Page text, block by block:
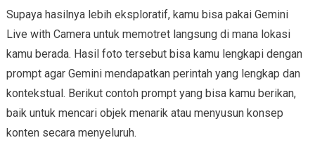
Supaya hasilnya lebih eksploratif, kamu bisa pakai Gemini
Live with Camera untuk memotret langsung di mana lokasi
kamu berada. Hasil foto tersebut bisa kamu lengkapi dengan
prompt agar Gemini mendapatkan perintah yang lengkap dan
kontekstual. Berikut contoh prompt yang bisa kamu berikan,
baik untuk mencari objek menarik atau menyusun konsep
konten secara menyeluruh.